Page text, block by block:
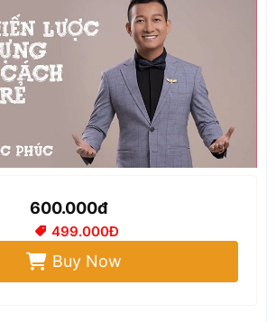
600.000đ
499.000Đ
Buy Now